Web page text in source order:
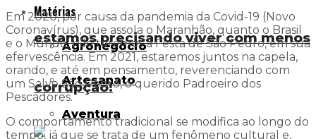
Matérias
Agronegócio
Artesanato
Aventura
estamos precisando viver com menos
corrupção!
Em 2020, por causa da pandemia da Covid-19 (Novo
Coronavírus), que assola o Maranhão, quanto o Brasil
e o Mundo, não teremos a Festa de São Pedro, em sua
efervescência. Em 2021, estaremos juntos na capela,
orando, e até em pensamento, reverenciando com
um Salve São Pedro, o querido Padroeiro dos
Pescadores.
O comportamento tradicional se modifica ao longo do
tempo, já que se trata de um fenômeno cultural e,